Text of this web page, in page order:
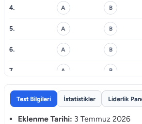
4. A B
5. A B
6. A B
7. A B
8. A B
Test Bilgileri İstatistikler Liderlik
Eklenme Tarihi: 3 Temmuz 2026